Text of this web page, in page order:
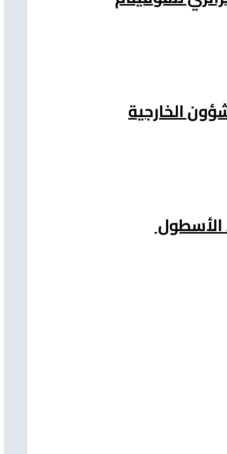
الخارجية
الأسطول